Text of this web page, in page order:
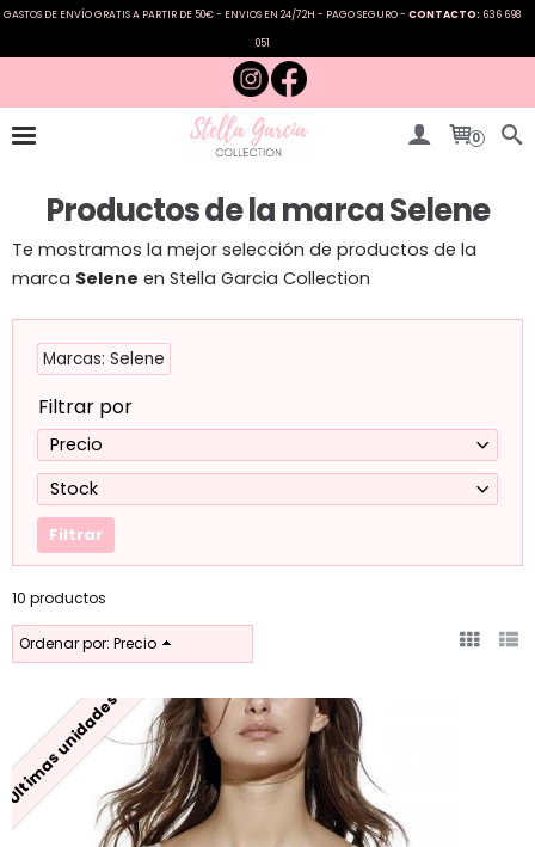
GASTOS DE ENVÍO GRATIS A PARTIR DE 50€ - ENVIOS EN 24/72H - PAGO SEGURO - CONTACTO: 636 698
051
0
Productos de la marca Selene
Te mostramos la mejor selección de productos de la
marca Selene en Stella Garcia Collection
Marcas: Selene
Filtrar por
Precio
Stock
10 productos
Ordenar por: Precio
Últimas unidades